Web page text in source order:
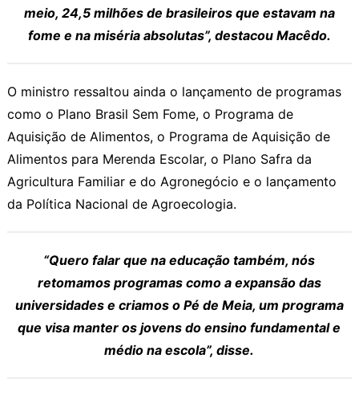
meio, 24,5 milhões de brasileiros que estavam na
fome e na miséria absolutas”, destacou Macêdo.
O ministro ressaltou ainda o lançamento de programas
como o Plano Brasil Sem Fome, o Programa de
Aquisição de Alimentos, o Programa de Aquisição de
Alimentos para Merenda Escolar, o Plano Safra da
Agricultura Familiar e do Agronegócio e o lançamento
da Política Nacional de Agroecologia.
“Quero falar que na educação também, nós
retomamos programas como a expansão das
universidades e criamos o Pé de Meia, um programa
que visa manter os jovens do ensino fundamental e
médio na escola”, disse.